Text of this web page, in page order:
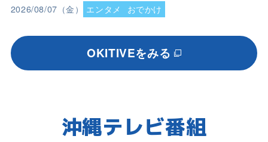
2026/08/07（金） エンタメ おでかけ
OKITIVEをみる
沖縄テレビ番組